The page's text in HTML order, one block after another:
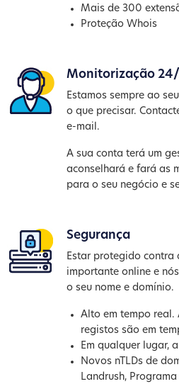
Mais de 300
Proteção Whois
Monitorização
Estamos sempre ao
o que precisar.
e-mail.
A sua conta terá um
aconselhará e fará as
para o seu negócio e
Segurança
Estar protegido contra
importante online e
o seu nome e domínio.
Alto em tempo real.
registos são em
Em qualquer lugar,
Novos nTLDs de
Landrush,